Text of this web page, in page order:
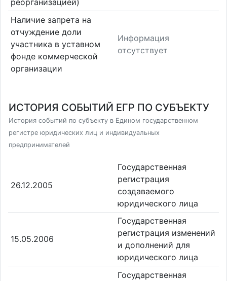
реорганизацией)
Наличие запрета на
отчуждение доли
участника в уставном
фонде коммерческой
организации
Информация
отсутствует
ИСТОРИЯ СОБЫТИЙ ЕГР ПО СУБЪЕКТУ
История событий по субъекту в Едином государственном
регистре юридических лиц и индивидуальных
предпринимателей
26.12.2005
Государственная
регистрация
создаваемого
юридического лица
15.05.2006
Государственная
регистрация изменений
и дополнений для
юридического лица
Государственная